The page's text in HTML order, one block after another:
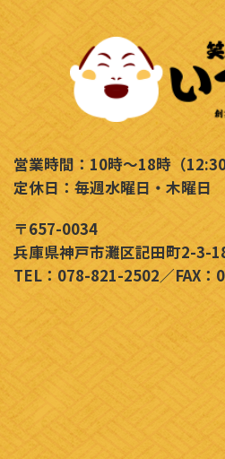
営業時間：10時～18時（
定休日：毎週水曜日・木曜日
〒657-0034
兵庫県神戸市灘区記田町2-3-
TEL：078-821-2502／FAX